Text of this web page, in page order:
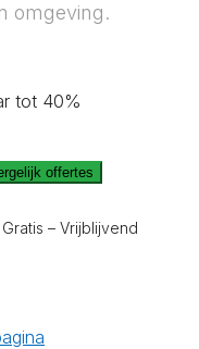
omgeving.
tot 40%
offertes
Gratis – Vrijblijvend